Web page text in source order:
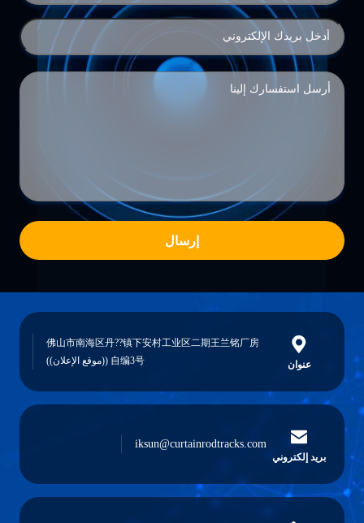
إرسال
عنوان
佛山市南海区丹??镇下安村工业区二期王兰铭厂房
自编3号 ((موقع الإعلان))
بريد إلكتروني
iksun@curtainrodtracks.com